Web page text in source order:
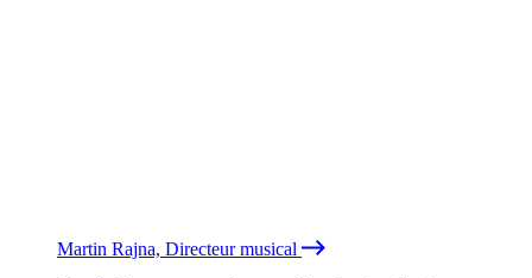
Martin Rajna, Directeur musical